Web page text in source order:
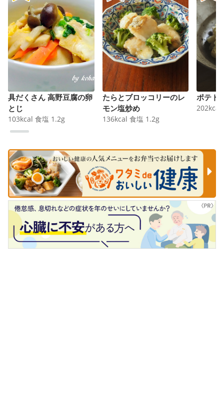
具だくさん 高野豆腐の卵
とじ
103kcal 食塩 1.2g
たらとブロッコリーのレ
モン塩炒め
136kcal 食塩 1.2g
ポテト
202kcal